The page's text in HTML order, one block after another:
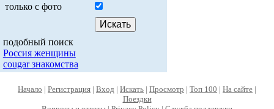
только с фото
подобный поиск
Россия женщины
cougar знакомства
Начало | Регистрация | Вход | Искать | Просмотр | Топ 100 | На сайте |
Поездки